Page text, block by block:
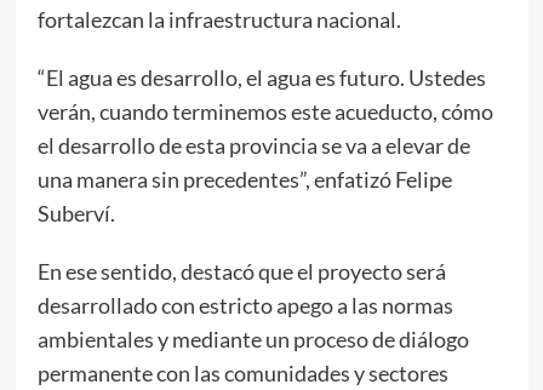
fortalezcan la infraestructura nacional.
“El agua es desarrollo, el agua es futuro. Ustedes
verán, cuando terminemos este acueducto, cómo
el desarrollo de esta provincia se va a elevar de
una manera sin precedentes”, enfatizó Felipe
Suberví.
En ese sentido, destacó que el proyecto será
desarrollado con estricto apego a las normas
ambientales y mediante un proceso de diálogo
permanente con las comunidades y sectores